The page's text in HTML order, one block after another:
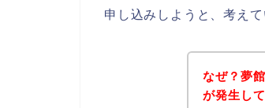
申し込みしようと、考え
なぜ？夢
が発生し